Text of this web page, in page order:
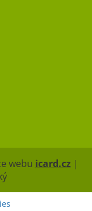
webu icard.cz|